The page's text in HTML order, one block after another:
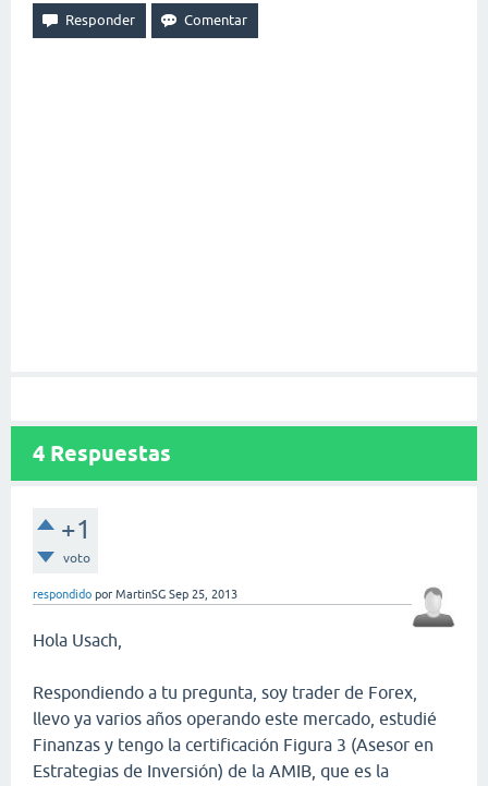
4 Respuestas
+1
voto
respondido por MartinSG Sep 25, 2013
Hola Usach,
Respondiendo a tu pregunta, soy trader de Forex,
llevo ya varios años operando este mercado, estudié
Finanzas y tengo la certificación Figura 3 (Asesor en
Estrategias de Inversión) de la AMIB, que es la